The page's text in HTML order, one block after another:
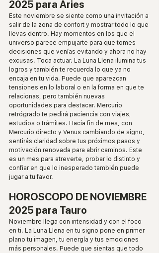
2025 para Aries
Este noviembre se siente como una invitación a
salir de la zona de confort y mostrar todo lo que
llevas dentro. Hay momentos en los que el
universo parece empujarte para que tomes
decisiones que venías evitando y ahora no hay
excusas. Toca actuar. La Luna Llena ilumina tus
logros y también te recuerda lo que ya no
encaja en tu vida. Puede que aparezcan
tensiones en lo laboral o en la forma en que te
relacionas, pero también nuevas
oportunidades para destacar. Mercurio
retrógrado te pedirá paciencia con viajes,
estudios o trámites. Hacia fin de mes, con
Mercurio directo y Venus cambiando de signo,
sentirás claridad sobre tus próximos pasos y
motivación renovada para abrir caminos. Este
es un mes para atreverte, probar lo distinto y
confiar en que lo inesperado también puede
jugar a tu favor.
HOROSCOPO DE NOVIEMBRE
2025 para Tauro
Noviembre llega con intensidad y con el foco
en ti. La Luna Llena en tu signo pone en primer
plano tu imagen, tu energía y tus emociones
más personales. Puede que sientas que todo